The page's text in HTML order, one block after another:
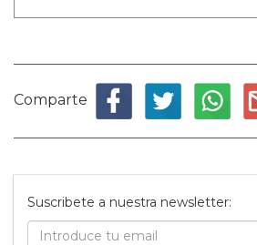
Comparte
Suscribete a nuestra newsletter: